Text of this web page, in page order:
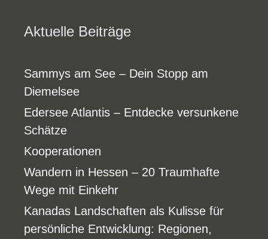
Aktuelle Beiträge
Sammys am See – Dein Stopp am
Diemelsee
Edersee Atlantis – Entdecke versunkene
Schätze
Kooperationen
Wandern in Hessen – 20 Traumhafte
Wege mit Einkehr
Kanadas Landschaften als Kulisse für
persönliche Entwicklung: Regionen,